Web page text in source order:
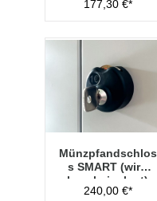
177,30 €*
Münzpfandschlos
s SMART (wird
lose beigelegt)
240,00 €*